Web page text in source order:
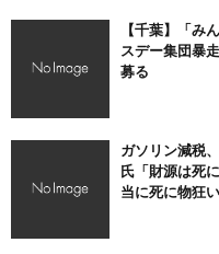
【千葉】「
スデー集団暴
募る
ガソリン減税
氏「財源は死
当に死に物狂い